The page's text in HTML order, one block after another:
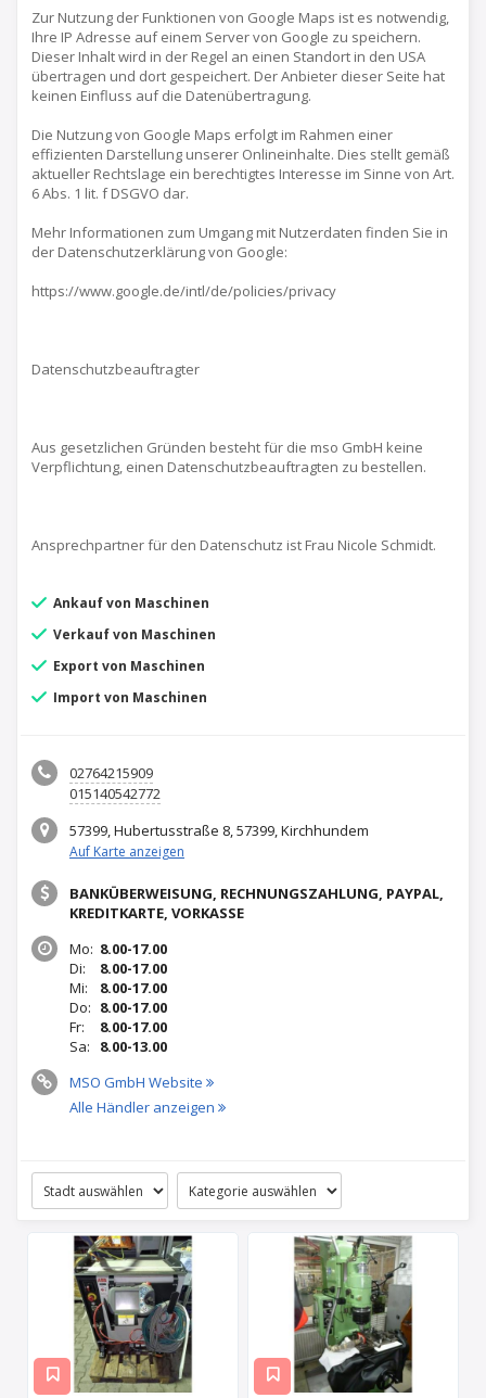
Zur Nutzung der Funktionen von Google Maps ist es notwendig,
Ihre IP Adresse auf einem Server von Google zu speichern.
Dieser Inhalt wird in der Regel an einen Standort in den USA
übertragen und dort gespeichert. Der Anbieter dieser Seite hat
keinen Einfluss auf die Datenübertragung.
Die Nutzung von Google Maps erfolgt im Rahmen einer
effizienten Darstellung unserer Onlineinhalte. Dies stellt gemäß
aktueller Rechtslage ein berechtigtes Interesse im Sinne von Art.
6 Abs. 1 lit. f DSGVO dar.
Mehr Informationen zum Umgang mit Nutzerdaten finden Sie in
der Datenschutzerklärung von Google:
https://www.google.de/intl/de/policies/privacy
Datenschutzbeauftragter
Aus gesetzlichen Gründen besteht für die mso GmbH keine
Verpflichtung, einen Datenschutzbeauftragten zu bestellen.
Ansprechpartner für den Datenschutz ist Frau Nicole Schmidt.
Ankauf von Maschinen
Verkauf von Maschinen
Export von Maschinen
Import von Maschinen
02764215909
015140542772
57399, Hubertusstraße 8, 57399, Kirchhundem
Auf Karte anzeigen
BANKÜBERWEISUNG, RECHNUNGSZAHLUNG, PAYPAL,
KREDITKARTE, VORKASSE
Mo: 8.00-17.00
Di:
8.00-17.00
Mi:
8.00-17.00
Do: 8.00-17.00
Fr:
8.00-17.00
Sa:
8.00-13.00
MSO GmbH Website
Alle Händler anzeigen